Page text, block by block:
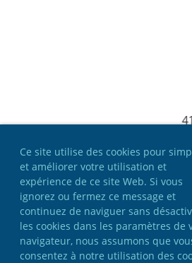
Ce site utilise des cookies pour
et améliorer votre utilisation et
expérience de ce site Web. Si vous
ignorez ou fermez ce message et
continuez de naviguer sans
les cookies dans les paramètres de
navigateur, nous assumons que
consentez à notre utilisation des